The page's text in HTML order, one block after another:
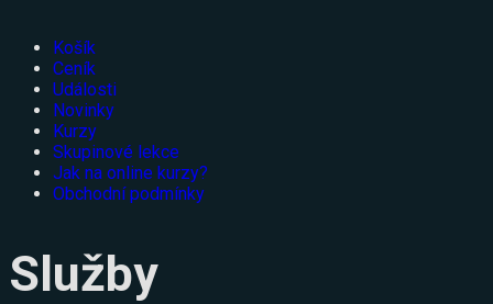
Košík
Ceník
Události
Novinky
Kurzy
Skupinové lekce
Jak na online kurzy?
Obchodní podmínky
Služby